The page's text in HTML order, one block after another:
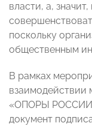
власти, а,
поскольку
общественным
В рамках
взаимодействии
«ОПОРЫ
документ